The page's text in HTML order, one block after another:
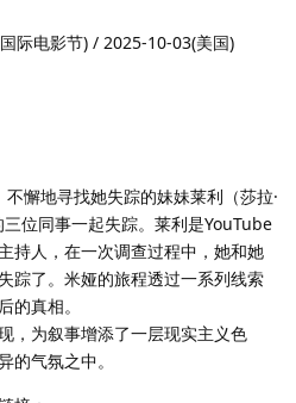
际电影节) / 2025-10-03(美国)
懈地寻找她失踪的妹妹莱利（莎拉·
位同事一起失踪。莱利是YouTube
持人，在一次调查过程中，她和她
踪了。米娅的旅程透过一系列线索
的真相。
为叙事增添了一层现实主义色
的气氛之中。